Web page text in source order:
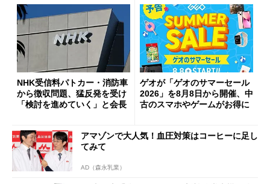
NHK受信料パトカー・消防車
から徴収問題、猛反発を受け
「検討を進めていく」と会長
ゲオが「ゲオのサマーセール
2026」を8月8日から開催、中
古のスマホやゲームがお得に
アマゾンで大人気！血圧対策はコーヒーに足し
てみて
AD（森永乳業）